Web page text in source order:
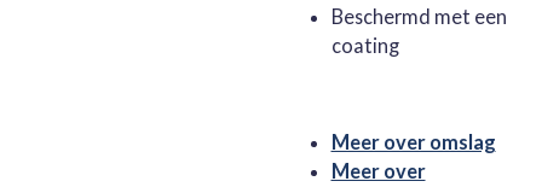
Beschermd met een
coating
Meer over omslag
Meer over